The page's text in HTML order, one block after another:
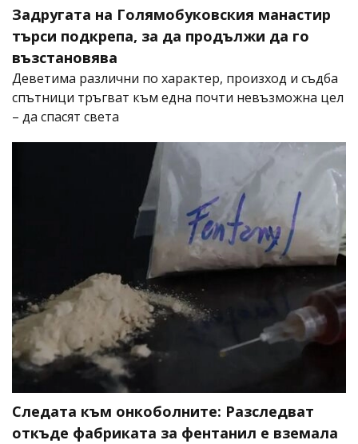
Задругата на Голямобуковския манастир
търси подкрепа, за да продължи да го
възстановява
Деветима различни по характер, произход и съдба
спътници тръгват към една почти невъзможна цел
– да спасят света
Следата към онкоболните: Разследват
откъде фабриката за фентанил е вземала